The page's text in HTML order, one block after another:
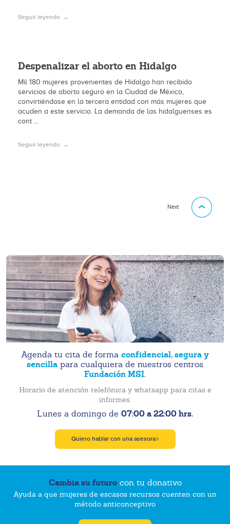
Seguir leyendo
Despenalizar el aborto en Hidalgo
Mil 180 mujeres provenientes de Hidalgo han recibido
servicios de aborto seguro en la Ciudad de México,
convirtiéndose en la tercera entidad con más mujeres que
acuden a este servicio. La demanda de las hidalguenses es
cont ...
Seguir leyendo
Next
Agenda tu cita de forma confidencial, segura y
sencilla para cualquiera de nuestros centros
Fundación MSI.
Horario de atención telefónica y whatsapp para citas e
informes:
Lunes a domingo de 07:00 a 22:00 hrs.
Quiero hablar con una asesora
Cambia su futurocon tu donativo
Ayuda a que mujeres de escasos recursos cuenten con un
método anticonceptivo